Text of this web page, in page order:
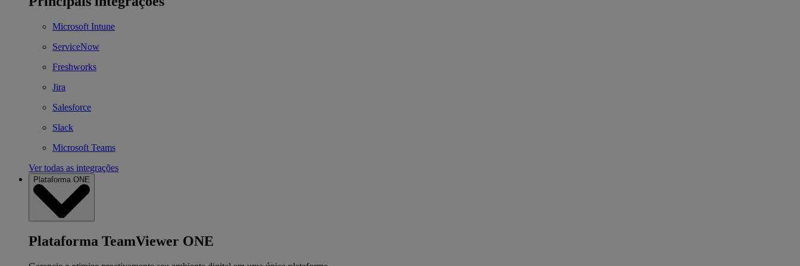
Microsoft Intune
ServiceNow
Freshworks
Jira
Salesforce
Slack
Microsoft Teams
Ver todas as integrações
Plataforma ONE
Plataforma TeamViewer ONE